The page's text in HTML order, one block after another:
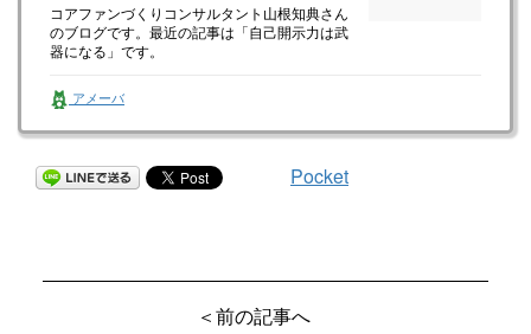
コアファンづくりコンサルタント山根知典さん
のブログです。最近の記事は「自己開示力は武
器になる」です。
アメーバ
Pocket
＜前の記事へ